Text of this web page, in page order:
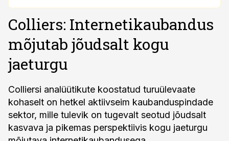
Colliers: Internetikaubandus
mõjutab jõudsalt kogu
jaeturgu
Colliersi analüütikute koostatud turuülevaate
kohaselt on hetkel aktiivseim kaubanduspindade
sektor, mille tulevik on tugevalt seotud jõudsalt
kasvava ja pikemas perspektiivis kogu jaeturgu